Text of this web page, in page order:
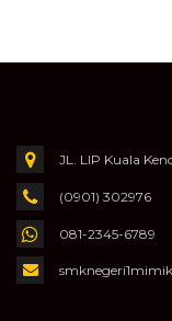
JL. LIP Kuala
(0901) 302976
081-2345-6789